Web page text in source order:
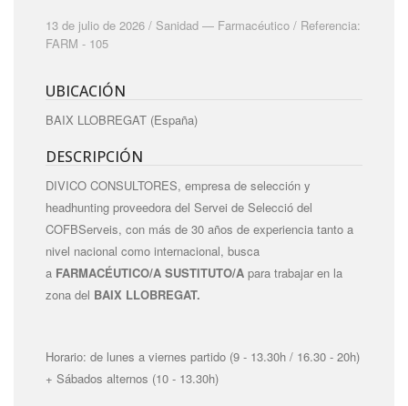
13 de julio de 2026 / Sanidad — Farmacéutico / Referencia:
FARM - 105
UBICACIÓN
BAIX LLOBREGAT (España)
DESCRIPCIÓN
DIVICO CONSULTORES, empresa de selección y
headhunting proveedora del Servei de Selecció del
COFBServeis, con más de 30 años de experiencia tanto a
nivel nacional como internacional, busca
a FARMACÉUTICO/A SUSTITUTO/A para trabajar en la
zona del BAIX LLOBREGAT.
Horario: de lunes a viernes partido (9 - 13.30h / 16.30 - 20h)
+ Sábados alternos (10 - 13.30h)